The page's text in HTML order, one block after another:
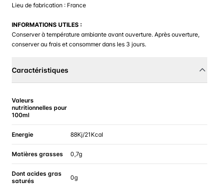
Lieu de fabrication : France
INFORMATIONS UTILES :
Conserver à température ambiante avant ouverture. Après ouverture,
conserver au frais et consommer dans les 3 jours.
Caractéristiques
Valeurs
nutritionnelles pour
100ml
Energie 88Kj/21Kcal
Matières grasses 0,7g
Dont acides gras
saturés
0g